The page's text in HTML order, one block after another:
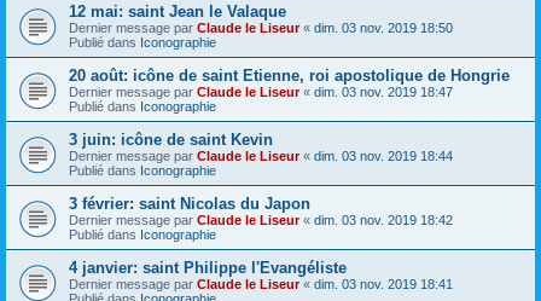
12 mai: saint Jean le Valaque
Dernier message par Claude le Liseur« dim. 03 nov. 2019 18:50
Publié dans Iconographie
20 août: icône de saint Etienne, roi apostolique de Hongrie
Dernier message par Claude le Liseur« dim. 03 nov. 2019 18:47
Publié dans Iconographie
3 juin: icône de saint Kevin
Dernier message par Claude le Liseur« dim. 03 nov. 2019 18:44
Publié dans Iconographie
3 février: saint Nicolas du Japon
Dernier message par Claude le Liseur« dim. 03 nov. 2019 18:42
Publié dans Iconographie
4 janvier: saint Philippe l'Evangéliste
Dernier message par Claude le Liseur« dim. 03 nov. 2019 18:41
Publié dans Iconographie